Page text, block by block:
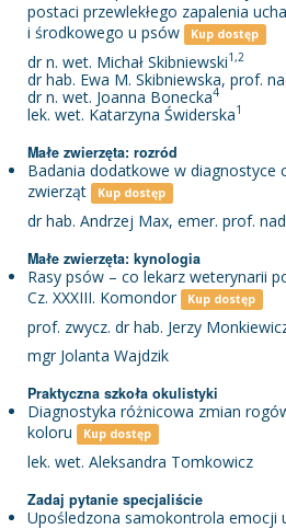
postaci przewlekłego zapalenia
i środkowego u psów
Kup dostęp
dr n. wet. Michał Skibniewski1,2
dr hab. Ewa M. Skibniewska, prof.
dr n. wet. Joanna Bonecka4
lek. wet. Katarzyna Świderska1
Małe zwierzęta: rozród
Badania dodatkowe w diagnostyce
zwierząt
Kup dostęp
dr hab. Andrzej Max, emer. prof.
Małe zwierzęta: kynologia
Rasy psów – co lekarz weterynarii
Cz. XXXIII. Komondor
Kup dostęp
prof. zwycz. dr hab. Jerzy
mgr Jolanta Wajdzik
Praktyczna szkoła okulistyki
Diagnostyka różnicowa zmian
koloru
Kup dostęp
lek. wet. Aleksandra Tomkowicz
Zadaj pytanie specjaliście
Upośledzona samokontrola emocji